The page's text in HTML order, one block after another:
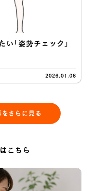
「姿勢チェック」
2026.01.06
さらに見る
こちら